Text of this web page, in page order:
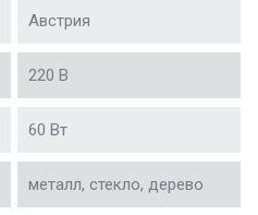
Австрия
220 В
60 Вт
металл, стекло, дерево